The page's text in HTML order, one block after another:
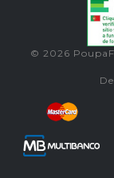
© 2026